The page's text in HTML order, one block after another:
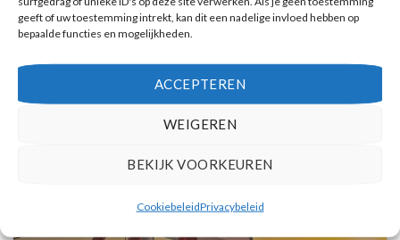
geeft of uw toestemming intrekt, kan dit een nadelige invloed hebben op
bepaalde functies en mogelijkheden.
ACCEPTEREN
WEIGEREN
BEKIJK VOORKEUREN
CookiebeleidPrivacybeleid